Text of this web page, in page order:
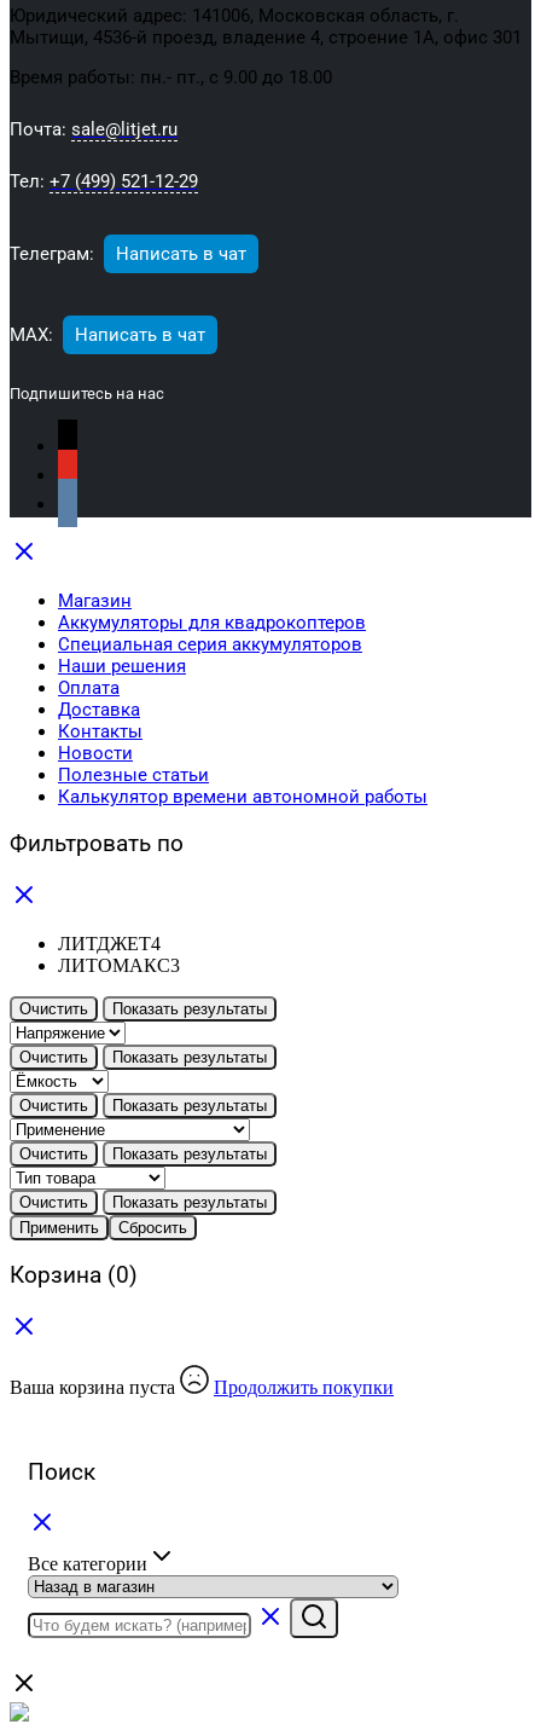
Юридический адрес: 141006, Московская область, г.
Мытищи, 4536-й проезд, владение 4, строение 1А, офис 301
Время работы: пн.- пт., с 9.00 до 18.00
Почта: sale@litjet.ru
Тел: +7 (499) 521-12-29
Телеграм: Написать в чат
МАХ: Написать в чат
Подпишитесь на нас
Магазин
Аккумуляторы для квадрокоптеров
Специальная серия аккумуляторов
Наши решения
Оплата
Доставка
Контакты
Новости
Полезные статьи
Калькулятор времени автономной работы
Фильтровать по
ЛИТДЖЕТ4
ЛИТОМАКС3
Очистить Показать результаты
Очистить Показать результаты
Очистить Показать результаты
Очистить Показать результаты
Очистить
Показать результаты
Применить
Сбросить
Корзина (0)
Ваша корзина пуста Продолжить покупки
Поиск
Все категории